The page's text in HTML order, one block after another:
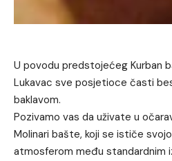
U povodu predstojećeg Kurban
Lukavac sve posjetioce časti
baklavom.
Pozivamo vas da uživate u
Molinari bašte, koji se ističe
atmosferom među standardnim